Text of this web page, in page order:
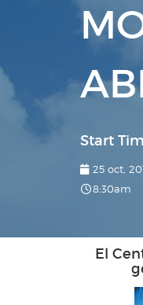
Start
25 oct,
8:30am
El